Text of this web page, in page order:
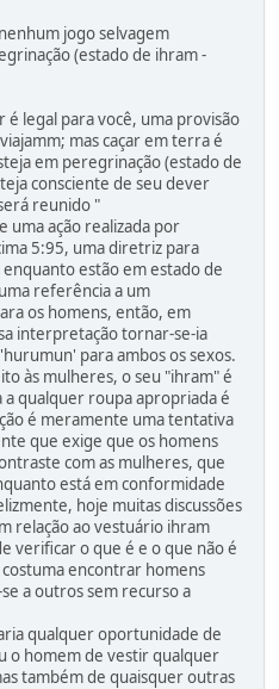
jogo selvagem
(estado de ihram -
é legal para você, uma provisão
mas caçar em terra é
em peregrinação (estado de
consciente de seu dever
reunido "
uma ação realizada por
5:95, uma diretriz para
estão em estado de
referência a um
os homens, então, em
interpretação tornar-se-ia
para ambos os sexos.
às mulheres, o seu "ihram" é
qualquer roupa apropriada é
é meramente uma tentativa
que exige que os homens
com as mulheres, que
está em conformidade
hoje muitas discussões
relação ao vestuário ihram
verificar o que é e o que não é
encontrar homens
a outros sem recurso a
qualquer oportunidade de
o homem de vestir qualquer
também de quaisquer outras